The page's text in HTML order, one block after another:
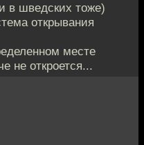
в шведских тоже)
открывания
месте
не откроется...